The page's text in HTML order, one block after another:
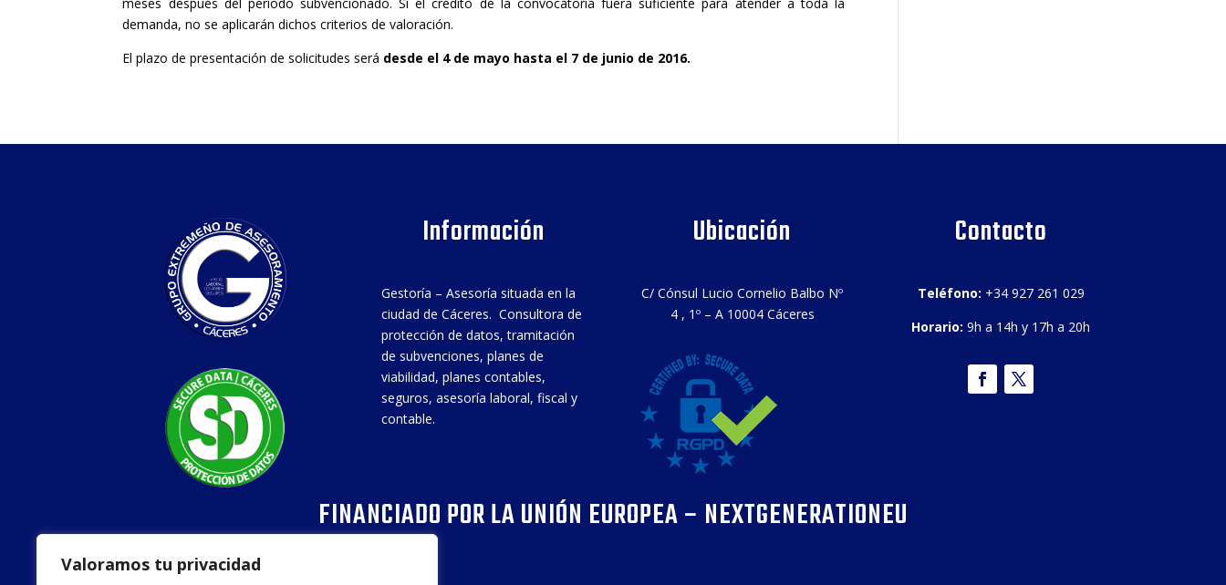
Valoramos tu privacidad
demanda, no se aplicarán dichos criterios de valoración.
El plazo de presentación de solicitudes será desde el 4 de mayo hasta el 7 de junio de 2016.
Información
Gestoría – Asesoría situada en la
ciudad de Cáceres. Consultora de
protección de datos, tramitación
de subvenciones, planes de
viabilidad, planes contables,
seguros, asesoría laboral, fiscal y
contable.
Ubicación
C/ Cónsul Lucio Cornelio Balbo Nº
4 , 1º – A 10004 Cáceres
Contacto
Teléfono: +34 927 261 029
Horario: 9h a 14h y 17h a 20h
FINANCIADO POR LA UNIÓN EUROPEA – NEXTGENERATIONEU